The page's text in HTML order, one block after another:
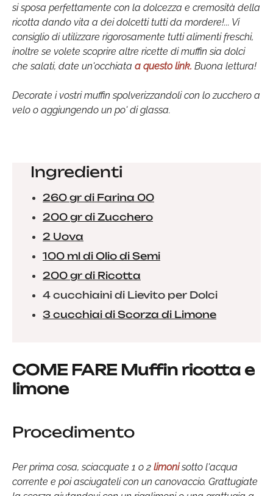
si sposa perfettamente con la dolcezza e cremosità della
ricotta dando vita a dei dolcetti tutti da mordere!... Vi
consiglio di utilizzare rigorosamente tutti alimenti freschi,
inoltre se volete scoprire altre ricette di muffin sia dolci
che salati, date un'occhiata a questo link. Buona lettura!
Decorate i vostri muffin spolverizzandoli con lo zucchero a
velo o aggiungendo un po' di glassa.
Ingredienti
260 gr di Farina 00
200 gr di Zucchero
2 Uova
100 ml di Olio di Semi
200 gr di Ricotta
4 cucchiaini di Lievito per Dolci
3 cucchiai di Scorza di Limone
COME FARE Muffin ricotta e
limone
Procedimento
Per prima cosa, sciacquate 1 o 2 limonisotto l'acqua
corrente e poi asciugateli con un canovaccio. Grattugiate